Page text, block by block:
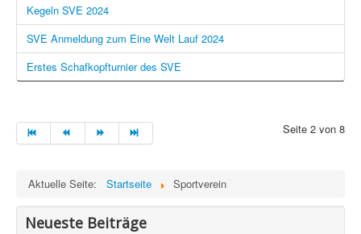
Kegeln SVE 2024
SVE Anmeldung zum Eine Welt Lauf 2024
Erstes Schafkopfturnier des SVE
Seite 2 von 8
Aktuelle Seite: Startseite Sportverein
Neueste Beiträge